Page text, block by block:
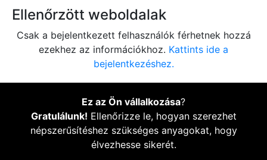
Ellenőrzött weboldalak
Csak a bejelentkezett felhasználók férhetnek hozzá
ezekhez az információkhoz. Kattints ide a
bejelentkezéshez.
Ez az Ön vállalkozása?
Gratulálunk! Ellenőrizze le, hogyan szerezhet
népszerűsítéshez szükséges anyagokat, hogy
élvezhesse sikerét.